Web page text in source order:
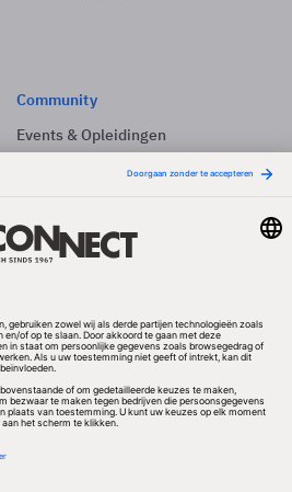
Community
Events & Opleidingen
Nieuwsbrieven